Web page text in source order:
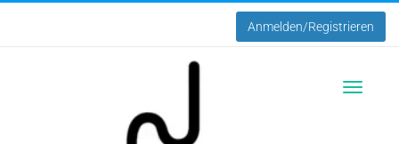
Anmelden/Registrieren